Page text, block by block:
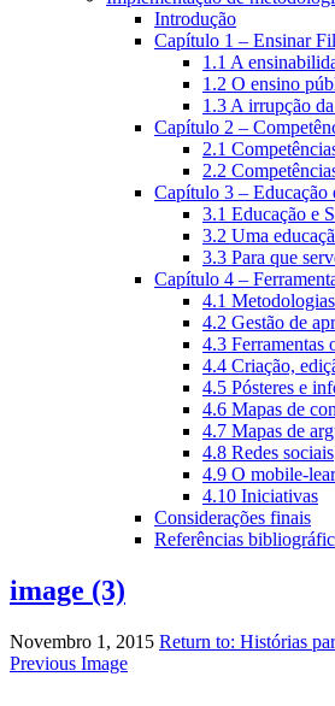
Introdução
Capítulo 1 – Ensinar
1.1 A
1.2 O ensino
1.3 A irrupção
Capítulo 2 –
2.1
2.2
Capítulo 3 – Educação
3.1 Educação e
3.2 Uma
3.3 Para que
Capítulo 4 –
4.1
4.2 Gestão de
4.3 Ferramentas
4.4 Criação,
4.5 Pósteres e
4.6 Mapas de
4.7 Mapas de
4.8 Redes sociais
4.9 O mobile-
4.10 Iniciativas
Considerações finais
Referências
image (3)
Novembro 1, 2015 Return to: Histórias
Image
Previous Image